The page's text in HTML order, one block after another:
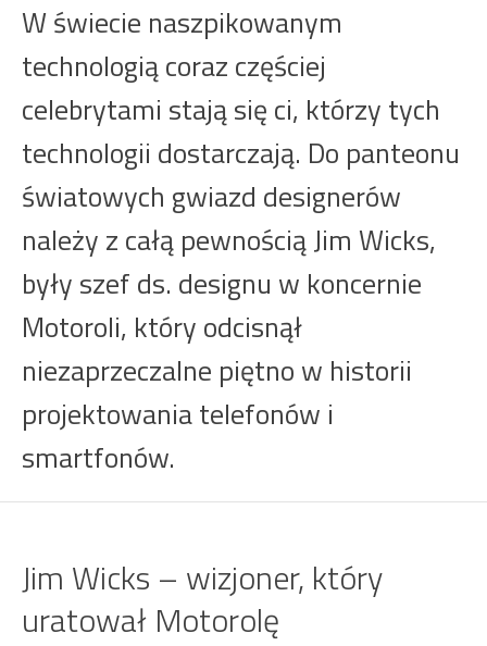
W świecie naszpikowanym
technologią coraz częściej
celebrytami stają się ci, którzy tych
technologii dostarczają. Do panteonu
światowych gwiazd designerów
należy z całą pewnością Jim Wicks,
były szef ds. designu w koncernie
Motoroli, który odcisnął
niezaprzeczalne piętno w historii
projektowania telefonów i
smartfonów.
Jim Wicks – wizjoner, który
uratował Motorolę